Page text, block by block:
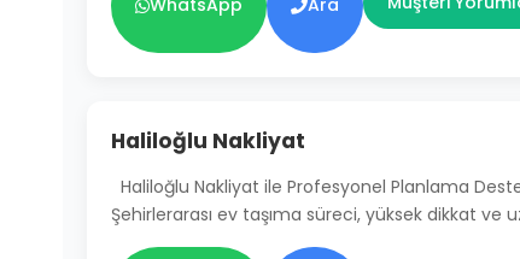
WhatsApp Ara
Haliloğlu Nakliyat
Haliloğlu Nakliyat ile Profesyonel Planlama
Şehirlerarası ev taşıma süreci, yüksek dikkat ve